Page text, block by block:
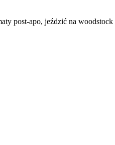
post-apo, jeździć na